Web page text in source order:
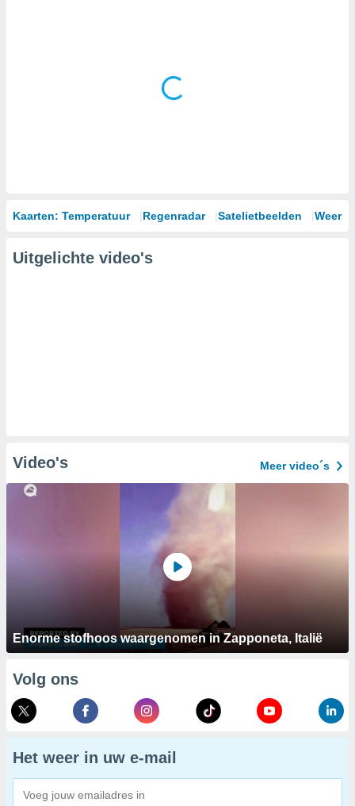
Kaarten: Temperatuur Regenradar Satelietbeelden
Uitgelichte video's
Video's Meer video´s
Enorme stofhoos waargenomen in Zapponeta, Italië
Volg ons
Het weer in uw e-mail